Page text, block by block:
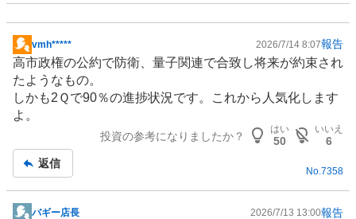
掲
示
板
記
事
vmh***** 2026/7/14 8:07報告
高市政権の公約で防衛 、量子関連で合致し将来が約束され
たようなもの。
しかも2Ｑで90％の進捗状況です。これから人気化します
よ。
投資の参考になりましたか？
はい
50
いいえ
6
返信
No.7358
バギー店長 2026/7/13 13:00報告